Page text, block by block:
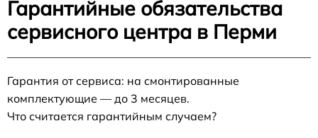
Гарантийные обязательства
сервисного центра в Перми
Гарантия от сервиса: на смонтированные
комплектующие — до 3 месяцев.
Что считается гарантийным случаем?